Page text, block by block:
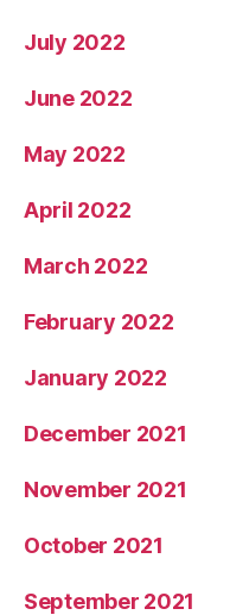
July 2022
June 2022
May 2022
April 2022
March 2022
February 2022
January 2022
December 2021
November 2021
October 2021
September 2021